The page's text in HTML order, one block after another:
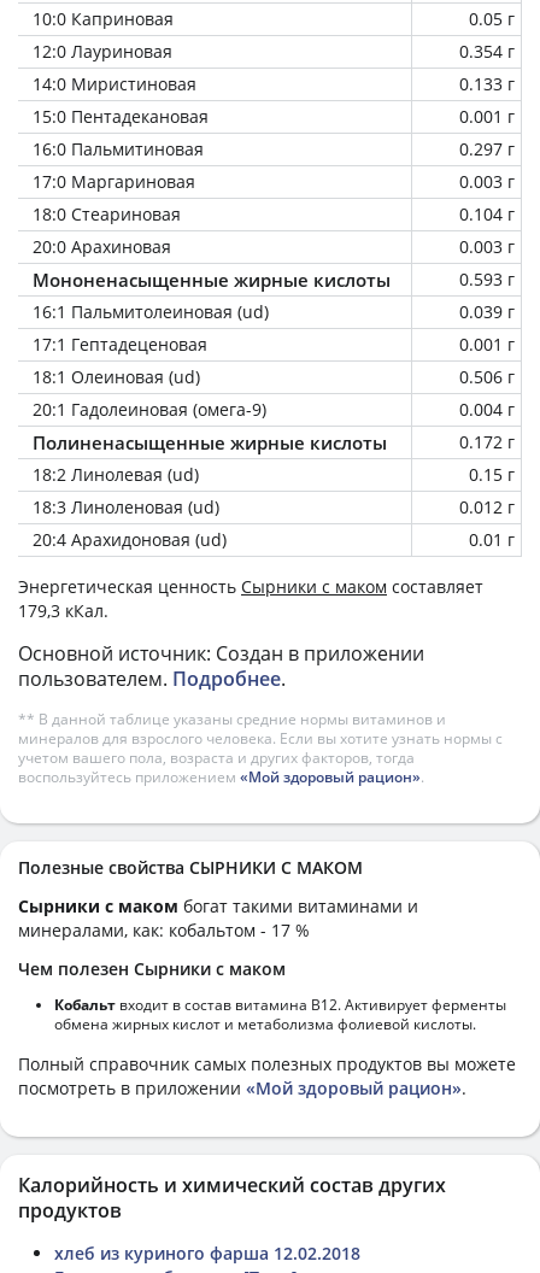
10:0 Каприновая
0.05 г
12:0 Лауриновая
0.354 г
14:0 Миристиновая
0.133 г
15:0 Пентадекановая
0.001 г
16:0 Пальмитиновая
0.297 г
17:0 Маргариновая
0.003 г
18:0 Стеариновая
0.104 г
20:0 Арахиновая
0.003 г
Мононенасыщенные жирные кислоты
0.593 г
16:1 Пальмитолеиновая (ud)
0.039 г
17:1 Гептадеценовая
0.001 г
18:1 Олеиновая (ud)
0.506 г
20:1 Гадолеиновая (омега-9)
0.004 г
Полиненасыщенные жирные кислоты
0.172 г
18:2 Линолевая (ud)
0.15 г
18:3 Линоленовая (ud)
0.012 г
20:4 Арахидоновая (ud)
0.01 г
Энергетическая ценность Сырники с маком составляет
179,3 кКал.
Основной источник: Создан в приложении
пользователем. Подробнее.
** В данной таблице указаны средние нормы витаминов и
минералов для взрослого человека. Если вы хотите узнать нормы с
учетом вашего пола, возраста и других факторов, тогда
воспользуйтесь приложением «Мой здоровый рацион».
Полезные свойства СЫРНИКИ С МАКОМ
Сырники с маком богат такими витаминами и
минералами, как: кобальтом - 17 %
Чем полезен Сырники с маком
Кобальт входит в состав витамина В12. Активирует ферменты
обмена жирных кислот и метаболизма фолиевой кислоты.
Полный справочник самых полезных продуктов вы можете
посмотреть в приложении «Мой здоровый рацион».
Калорийность и химический состав других
продуктов
хлеб из куриного фарша 12.02.2018